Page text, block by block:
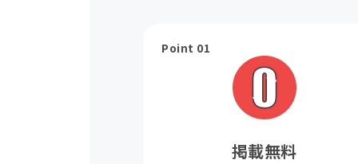
Point 01
掲載無料